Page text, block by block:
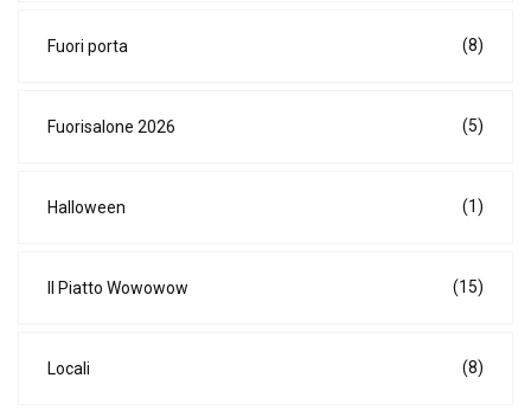
Fuori porta (8)
Fuorisalone 2026 (5)
Halloween (1)
Il Piatto Wowowow (15)
Locali (8)